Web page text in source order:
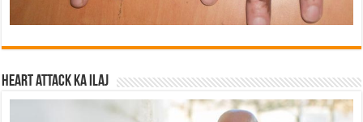
Heart attack ka ilaj